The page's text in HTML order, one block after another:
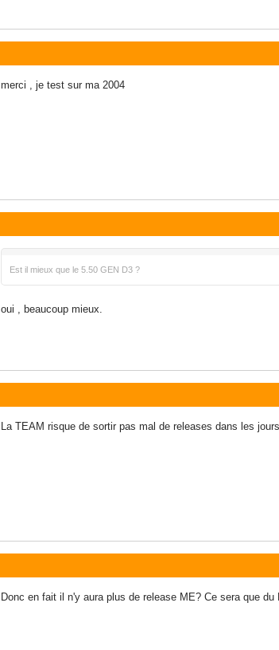
merci , je test sur ma 2004
Est il mieux que le 5.50 GEN D3 ?
oui , beaucoup mieux.
La TEAM risque de sortir pas mal de releases dans les
Donc en fait il n'y aura plus de release ME? Ce sera que